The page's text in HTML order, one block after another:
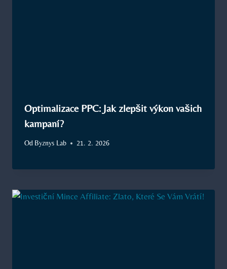
Optimalizace PPC: Jak zlepšit výkon vašich
kampaní?
Od Byznys Lab 21. 2. 2026